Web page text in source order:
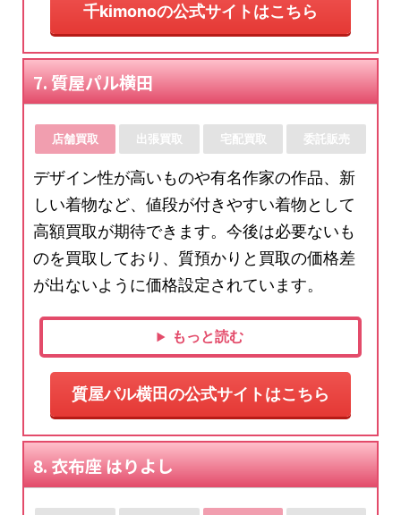
千kimonoの公式サイトはこちら
7. 質屋パル横田
店舗買取 出張買取 宅配買取 委託販売
デザイン性が高いものや有名作家の作品、新
しい着物など、値段が付きやすい着物として
高額買取が期待できます。今後は必要ないも
のを買取しており、質預かりと買取の価格差
が出ないように価格設定されています。
もっと読む
質屋パル横田の公式サイトはこちら
8. 衣布座 はりよし